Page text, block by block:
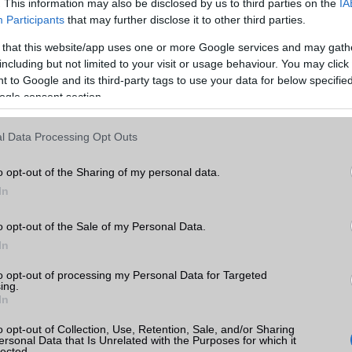
This information may also be disclosed by us to third parties on the
Participants that may further disclose it to other third parties.
that this website/app uses one or more Google services and may
but not limited to your visit or usage behaviour. You may
to Google and its third-party tags to use your data for below
consent section.
Data Processing Opt Outs
opt-out of the Sharing of my personal data.
opt-out of the Sale of my Personal Data.
opt-out of processing my Personal Data for Targeted
opt-out of Collection, Use, Retention, Sale, and/or Sharing
Data that Is Unrelated with the Purposes for which it
ADATCSERE
GPRS Van
EDGE Van
WAP 5HTML
EMS /E-mail
MMS
Bluetooth
Wi-Fi (alap) g/b v7 (be)
Wi-Fi extra
területenként változó